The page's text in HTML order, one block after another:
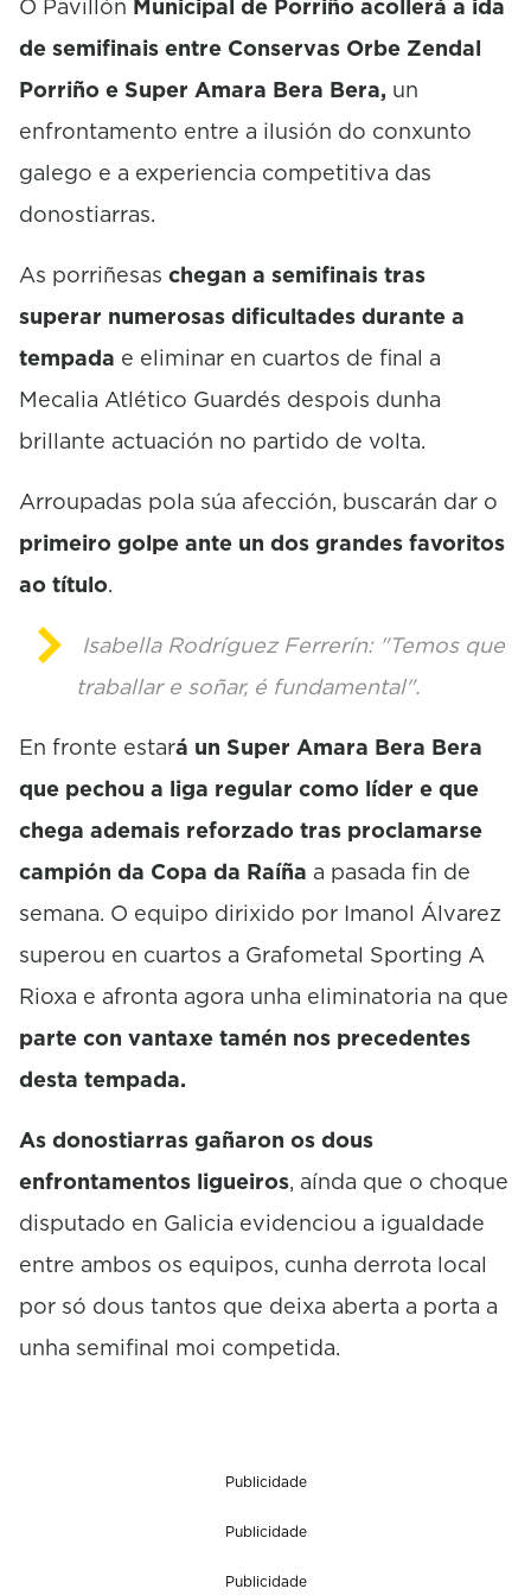
s
O Pavillón Municipal de Porriño acollerá a ida
de semifinais entre Conservas Orbe Zendal
Porriño e Super Amara Bera Bera, un
enfrontamento entre a ilusión do conxunto
galego e a experiencia competitiva das
donostiarras.
As porriñesas chegan a semifinais tras
superar numerosas dificultades durante a
tempada e eliminar en cuartos de final a
Mecalia Atlético Guardés despois dunha
brillante actuación no partido de volta.
Arroupadas pola súa afección, buscarán dar o
primeiro golpe ante un dos grandes favoritos
ao título.
Isabella Rodríguez Ferrerín: "Temos que
traballar e soñar, é fundamental".
En fronte estará un Super Amara Bera Bera
que pechou a liga regular como líder e que
chega ademais reforzado tras proclamarse
campión da Copa da Raíña a pasada fin de
semana. O equipo dirixido por Imanol Álvarez
superou en cuartos a Grafometal Sporting A
Rioxa e afronta agora unha eliminatoria na que
parte con vantaxe tamén nos precedentes
desta tempada.
As donostiarras gañaron os dous
enfrontamentos ligueiros, aínda que o choque
disputado en Galicia evidenciou a igualdade
entre ambos os equipos, cunha derrota local
por só dous tantos que deixa aberta a porta a
unha semifinal moi competida.
Publicidade
Publicidade
Publicidade